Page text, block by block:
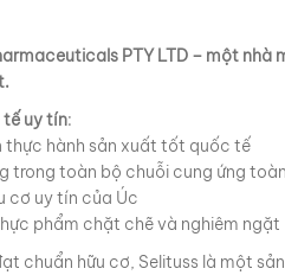
PTY LTD – một nhà
tế uy tín:
thực hành sản xuất tốt quốc tế
trong toàn bộ chuỗi cung ứng
cơ uy tín của Úc
phẩm chặt chẽ và nghiêm ngặt
chuẩn hữu cơ, Selituss là một